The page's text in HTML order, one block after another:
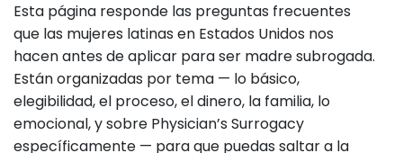
Esta página responde las preguntas frecuentes
que las mujeres latinas en Estados Unidos nos
hacen antes de aplicar para ser madre subrogada.
Están organizadas por tema — lo básico,
elegibilidad, el proceso, el dinero, la familia, lo
emocional, y sobre Physician’s Surrogacy
específicamente — para que puedas saltar a la